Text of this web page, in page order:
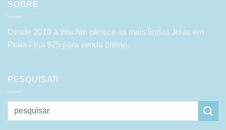
SOBRE
Desde 2010 a Waufen oferece as mais lindas Joias em
Prata Fina 925 para venda online.
PESQUISAR
Pesquisar
por: